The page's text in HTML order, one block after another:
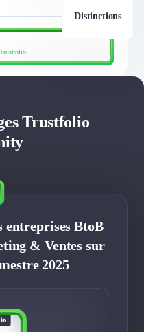
Distinctions
Trustfolio
entreprises BtoB
& Ventes sur
2025